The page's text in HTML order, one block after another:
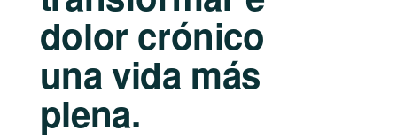
dolor crónico en
una vida más
plena.